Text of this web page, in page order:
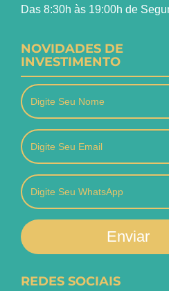
Das 8:30h às 19:00h de
NOVIDADES DE
INVESTIMENTO
Enviar
REDES SOCIAIS